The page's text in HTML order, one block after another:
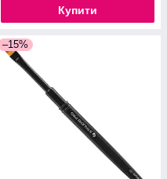
Купити
–15%